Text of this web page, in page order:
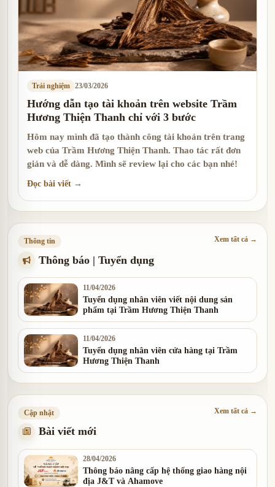
Trải nghiệm 23/03/2026
Hướng dẫn tạo tài khoản trên website Trầm
Hương Thiện Thanh chỉ với 3 bước
Hôm nay mình đã tạo thành công tài khoản trên trang
web của Trầm Hương Thiện Thanh. Thao tác rất đơn
giản và dễ dàng. Mình sẽ review lại cho các bạn nhé!
Đọc bài viết →
Thông tin
Thông báo | Tuyển dụng
Xem tất cả →
11/04/2026
Tuyển dụng nhân viên viết nội dung sản
phẩm tại Trầm Hương Thiện Thanh
11/04/2026
Tuyển dụng nhân viên cửa hàng tại Trầm
Hương Thiện Thanh
Cập nhật
Bài viết mới
Xem tất cả →
28/04/2026
Thông báo nâng cấp hệ thống giao hàng nội
địa J&T và Ahamove